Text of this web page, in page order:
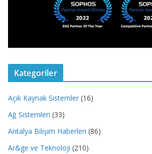
Kategoriler
Açık Kaynak Sistemler (16)
Ağ Sistemleri (33)
Antalya Bilişim Haberleri (86)
Ar&ge ve Teknoloji (210)